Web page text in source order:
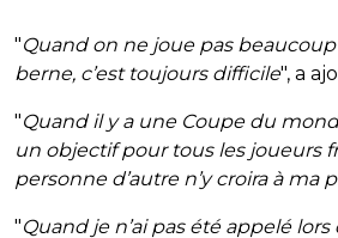
"Quand on ne joue pas
berne, c’est toujours difficile", a
"Quand il y a une Coupe du
un objectif pour tous les joueurs
personne d’autre n’y croira à ma
"Quand je n’ai pas été appelé